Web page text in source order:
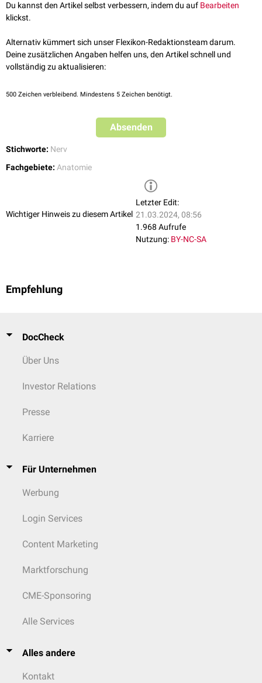
Du kannst den Artikel selbst verbessern, indem du auf Bearbeiten
klickst.
Alternativ kümmert sich unser Flexikon-Redaktionsteam darum.
Deine zusätzlichen Angaben helfen uns, den Artikel schnell und
vollständig zu aktualisieren:
500 Zeichen verbleibend. Mindestens 5 Zeichen benötigt.
Absenden
Stichworte: Nerv
Fachgebiete: Anatomie
Wichtiger Hinweis zu diesem Artikel
Letzter Edit:
21.03.2024, 08:56
1.968 Aufrufe
Nutzung: BY-NC-SA
Empfehlung
DocCheck
Über Uns
Investor Relations
Presse
Karriere
Für Unternehmen
Werbung
Login Services
Content Marketing
Marktforschung
CME-Sponsoring
Alle Services
Alles andere
Kontakt